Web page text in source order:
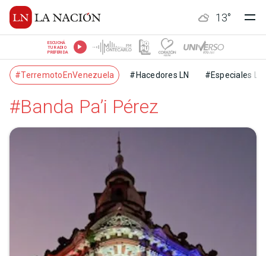
13°
ESCUCHÁ
TU RADIO
PREFERIDA
#TerremotoEnVenezuela #Hacedores LN #Especiales LN
#Banda Pa’i Pérez